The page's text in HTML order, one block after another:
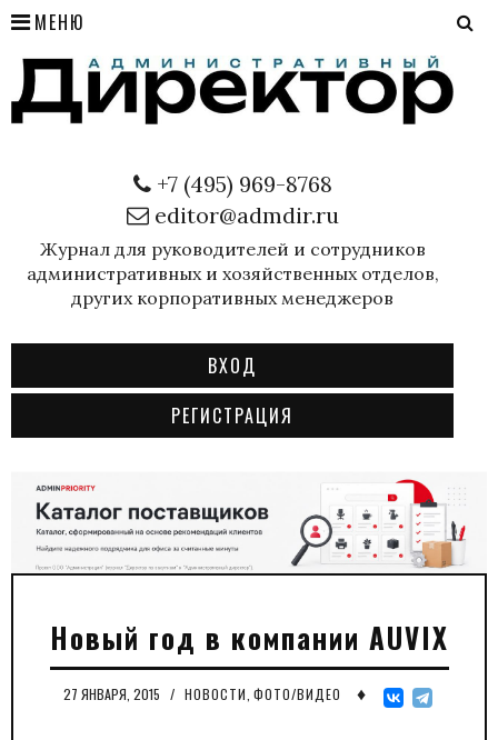
МЕНЮ
+7 (495) 969-8768
editor@admdir.ru
Журнал для руководителей и сотрудников
административных и хозяйственных отделов,
других корпоративных менеджеров
ВХОД
РЕГИСТРАЦИЯ
Новый год в компании AUVIX
27 ЯНВАРЯ, 2015 / НОВОСТИ ФОТО/ВИДЕО ♦